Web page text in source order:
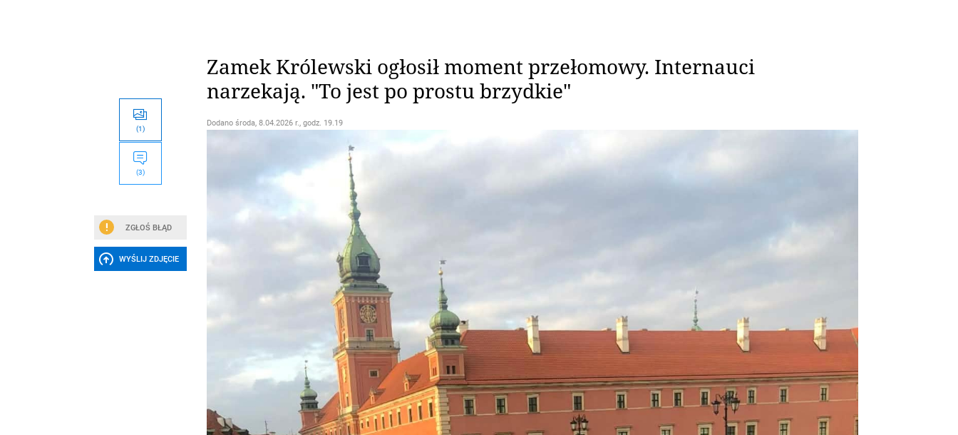
(1)
(3)
ZGŁOŚ BŁĄD
WYŚLIJ ZDJĘCIE
Zamek Królewski ogłosił moment przełomowy. Internauci
narzekają. "To jest po prostu brzydkie"
Dodano środa, 8.04.2026 r., godz. 19.19